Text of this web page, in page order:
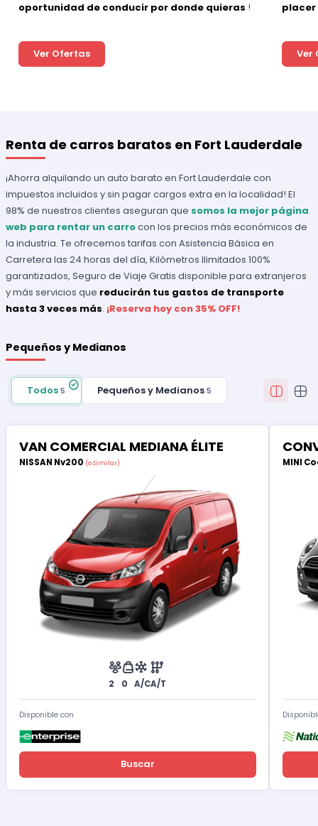
oportunidad de conducir por donde quieras !
Ver Ofertas
placer
Ver
Renta de carros baratos en Fort Lauderdale
¡Ahorra alquilando un auto barato en Fort Lauderdale con
impuestos incluidos y sin pagar cargos extra en la localidad! El
98% de nuestros clientes aseguran que somos la mejor página
web para rentar un carrocon los precios más económicos de
la industria. Te ofrecemos tarifas con Asistencia Básica en
Carretera las 24 horas del día, Kilómetros Ilimitados 100%
garantizados, Seguro de Viaje Gratis disponible para extranjeros
y más servicios que reducirán tus gastos de transporte
hasta 3 veces más. ¡Reserva hoy con 35% OFF!
Pequeños y Medianos
Todos5 Pequeños y Medianos 5
VAN COMERCIAL MEDIANA ÉLITE
NISSAN Nv200 (o Similar)
2 0 A/CA/T
Disponible con
Buscar
MINI